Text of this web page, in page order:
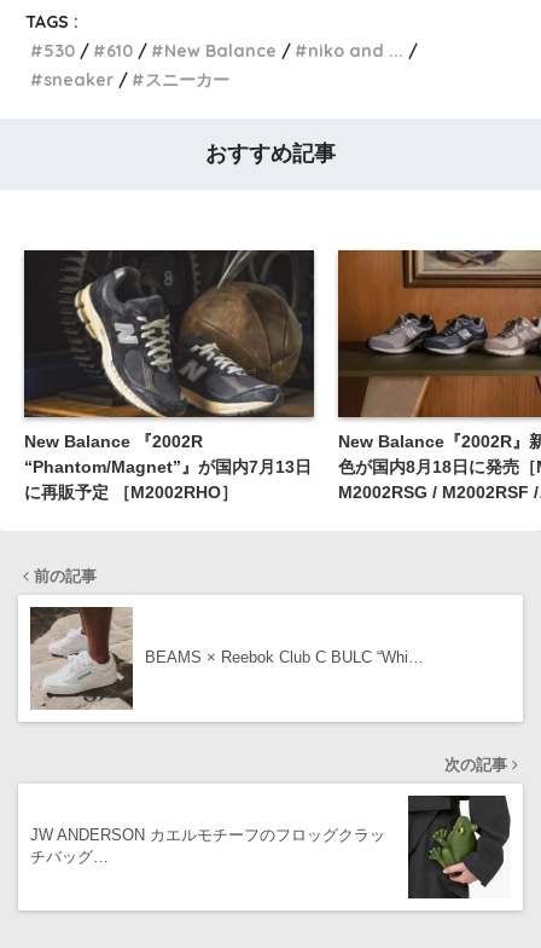
TAGS :
530
610 New Balance
niko and ...
sneaker
スニーカー
おすすめ記事
New Balance 『2002R
“Phantom/Magnet”』が国内7月13日
に再販予定 ［M2002RHO］
New Balance『2002R』
色が国内8月18日に発売
M2002RSG / M2002RSF /
前の記事
BEAMS × Reebok Club C BULC “Whi…
次の記事
JW ANDERSON カエルモチーフのフロッグクラッ
チバッグ…